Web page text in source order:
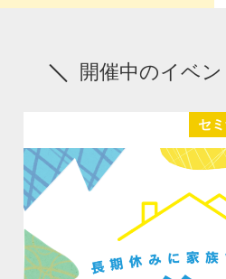
開催中のイベ
セ